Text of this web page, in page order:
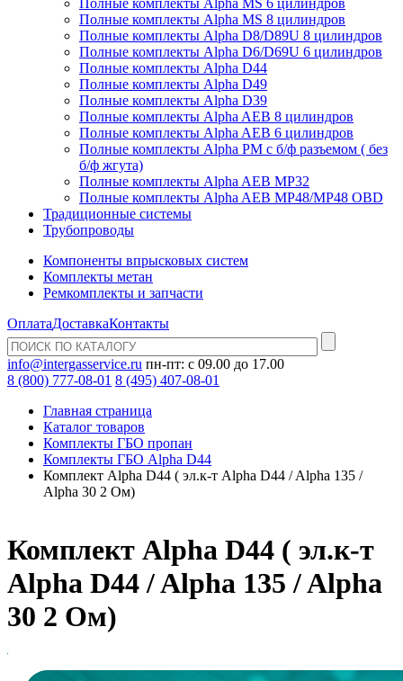
Полные комплекты Alpha MS 6 цилиндров
Полные комплекты Alpha MS 8 цилиндров
Полные комплекты Alpha D8/D89U 8 цилиндров
Полные комплекты Alpha D6/D69U 6 цилиндров
Полные комплекты Alpha D44
Полные комплекты Alpha D49
Полные комплекты Alpha D39
Полные комплекты Alpha AEB 8 цилиндров
Полные комплекты Alpha AEB 6 цилиндров
Полные комплекты Alpha PM с б/ф разъемом ( без
б/ф жгута)
Полные комплекты Alpha AEB MP32
Полные комплекты Alpha AEB MP48/MP48 OBD
Традиционные системы
Трубопроводы
Компоненты впрысковых систем
Комплекты метан
Ремкомплекты и запчасти
ОплатаДоставкаКонтакты
info@intergasservice.ru пн-пт: с 09.00 до 17.00
8 (800) 777-08-01 8 (495) 407-08-01
Главная страница
Каталог товаров
Комплекты ГБО пропан
Комплекты ГБО Alpha D44
Комплект Alpha D44 ( эл.к-т Alpha D44 / Alpha 135 /
Alpha 30 2 Ом)
Комплект Alpha D44 ( эл.к-т
Alpha D44 / Alpha 135 / Alpha
30 2 Ом)